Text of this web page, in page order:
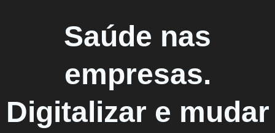
Saúde nas
empresas.
Digitalizar e mudar